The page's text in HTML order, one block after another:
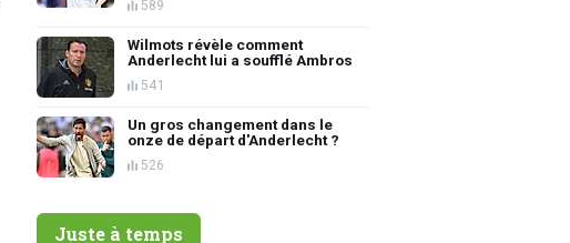
589
Wilmots révèle comment
Anderlecht lui a soufflé Ambros
541
Un gros changement dans le
onze de départ d'Anderlecht ?
526
Juste à temps